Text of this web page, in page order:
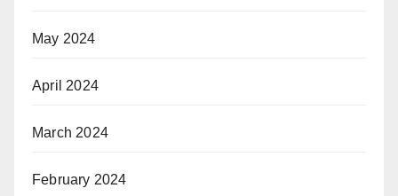
May 2024
April 2024
March 2024
February 2024